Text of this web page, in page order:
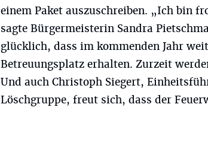
einem Paket auszuschreiben. „Ich bin
sagte Bürgermeisterin Sandra
glücklich, dass im kommenden Jahr
Betreuungsplatz erhalten. Zurzeit
Und auch Christoph Siegert,
Löschgruppe, freut sich, dass der